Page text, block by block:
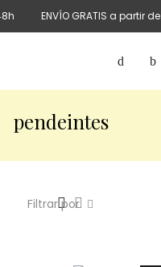
ENVÍO GRATIS a partir de
pendeintes
Filtrar por